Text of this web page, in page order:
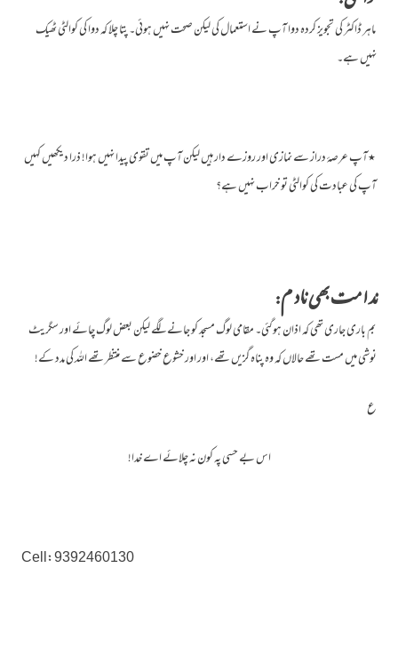
ماہر ڈاکٹر کی تجویز کردہ دوا آپ نے استعمال کی لیکن صحت نہیں ہوئی۔ پتا چلا کہ دوا کی کوالٹی ٹھیک
نہیں ہے۔
٭آپ عرصۂ دراز سے نمازی اور روزے دار ہیں لیکن آپ میں تقوی پیدا نہیں ہوا! ذرا دیکھیں کہیں
آپ کی عبادت کی کوالٹی تو خراب نہیں ہے؟
ندامت بھی نادم:
بم باری جاری تھی کہ اذان ہوگئی۔ مقامی لوگ مسجد کو جانے لگے لیکن بعض لوگ چائے اور سگریٹ
نوشی میں مست تھے حالاں کہ وہ پناہ گزیں تھے، اور اور خشوع خضوع سے منتظر تھے اللہ کی مدد کے!
ع
اس بے حسی پہ کون نہ چلائے اے خدا!
Cell: 9392460130